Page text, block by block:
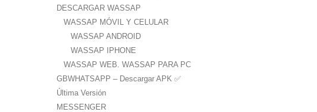
DESCARGAR WASSAP
WASSAP MÓVIL Y CELULAR
WASSAP ANDROID
WASSAP IPHONE
WASSAP WEB. WASSAP PARA PC
GBWHATSAPP – Descargar APK ✅️
Última Versión
MESSENGER